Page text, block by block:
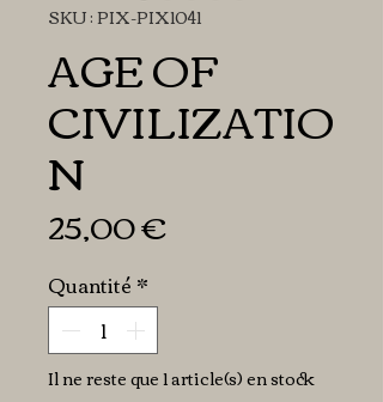
SKU : PIX-PIX1041
AGE OF
CIVILIZATIO
N
25,00 €Prix
Quantité *
Il ne reste que 1 article(s) en stock